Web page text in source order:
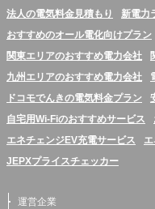
法人の電気料金見積もり
新電力
おすすめのオール電化向けプラン
関東エリアのおすすめ電力会社
九州エリアのおすすめ電力会社
ドコモでんきの電気料金プラン
自宅用Wi-Fiのおすすめサービス
エネチェンジEV充電サービス
JEPXプライスチェッカー
運営企業